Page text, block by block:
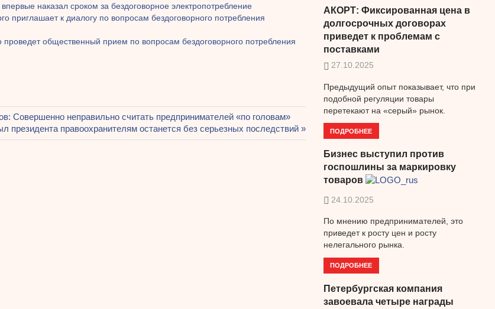
наказал сроком за бездоговорное электропотребление
приглашает к диалогу по вопросам бездоговорного потребления
общественный прием по вопросам бездоговорного потребления
Совершенно неправильно считать предпринимателей «по головам»
президента правоохранителям останется без серьезных последствий
АКОРТ: Фиксированная цена в
долгосрочных договорах
приведет к проблемам с
поставками
27.10.2025
Предыдущий опыт показывает, что при
подобной регуляции товары
перетекают на «серый» рынок.
ПОДРОБНЕЕ
Бизнес выступил против
госпошлины за маркировку
товаров
24.10.2025
По мнению предпринимателей, это
приведет к росту цен и росту
нелегального рынка.
ПОДРОБНЕЕ
Петербургская компания
завоевала четыре награды